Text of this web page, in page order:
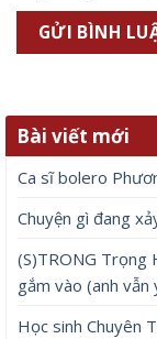
Bài viết mới
Ca sĩ bolero
Chuyện gì đang
(S)TRONG Trọng
gắm vào (anh vẫn
Học sinh Chuyên